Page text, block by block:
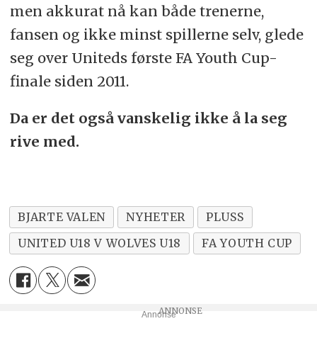
men akkurat nå kan både trenerne,
fansen og ikke minst spillerne selv, glede
seg over Uniteds første FA Youth Cup-
finale siden 2011.
Da er det også vanskelig ikke å la seg
rive med.
BJARTE VALEN NYHETER
PLUSS
UNITED U18 V WOLVES U18
FA YOUTH CUP
Annonse